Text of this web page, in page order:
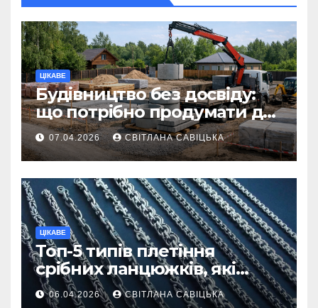
ЦІКАВЕ
Будівництво без досвіду:
що потрібно продумати до
першої доставки на
ділянку
07.04.2026 СВІТЛАНА САВІЦЬКА
ЦІКАВЕ
Топ-5 типів плетіння
срібних ланцюжків, які
вважаються
06.04.2026 СВІТЛАНА САВІЦЬКА